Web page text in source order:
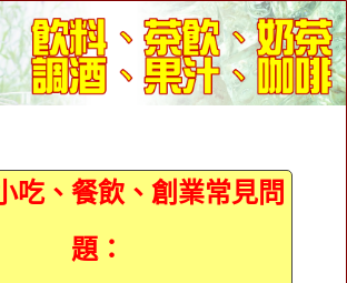
吃、餐飲、創業常見問
題：